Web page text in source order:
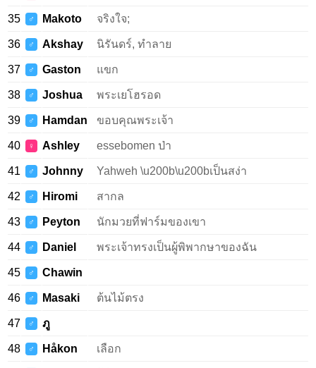
35 ♂ Makoto จริงใจ;
36 ♂ Akshay นิรันดร์, ทำลาย
37 ♂ Gaston แขก
38 ♂ Joshua พระเยโฮรอด
39 ♂ Hamdan ขอบคุณพระเจ้า
40 ♀ Ashley essebomen ป่า
41 ♂ Johnny Yahweh \u200b\u200bเป็นสง่า
42 ♂ Hiromi สากล
43 ♂ Peyton นักมวยที่ฟาร์มของเขา
44 ♂ Daniel พระเจ้าทรงเป็นผู้พิพากษาของฉัน
45 ♂ Chawin
46 ♂ Masaki ต้นไม้ตรง
47 ♂ ภู
48 ♂ Håkon เลือก